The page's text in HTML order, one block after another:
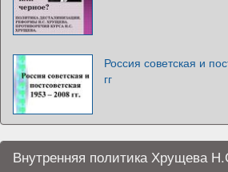
Россия советская и
гг
Внутренняя политика Хрущева